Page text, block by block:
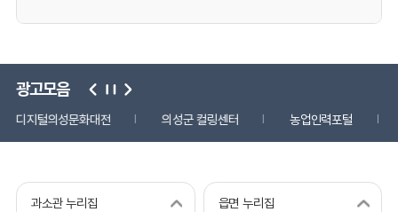
광고모음
디지털의성문화대전 의성군 컬링센터 농업인력포털
과소관 누리집 읍면 누리집